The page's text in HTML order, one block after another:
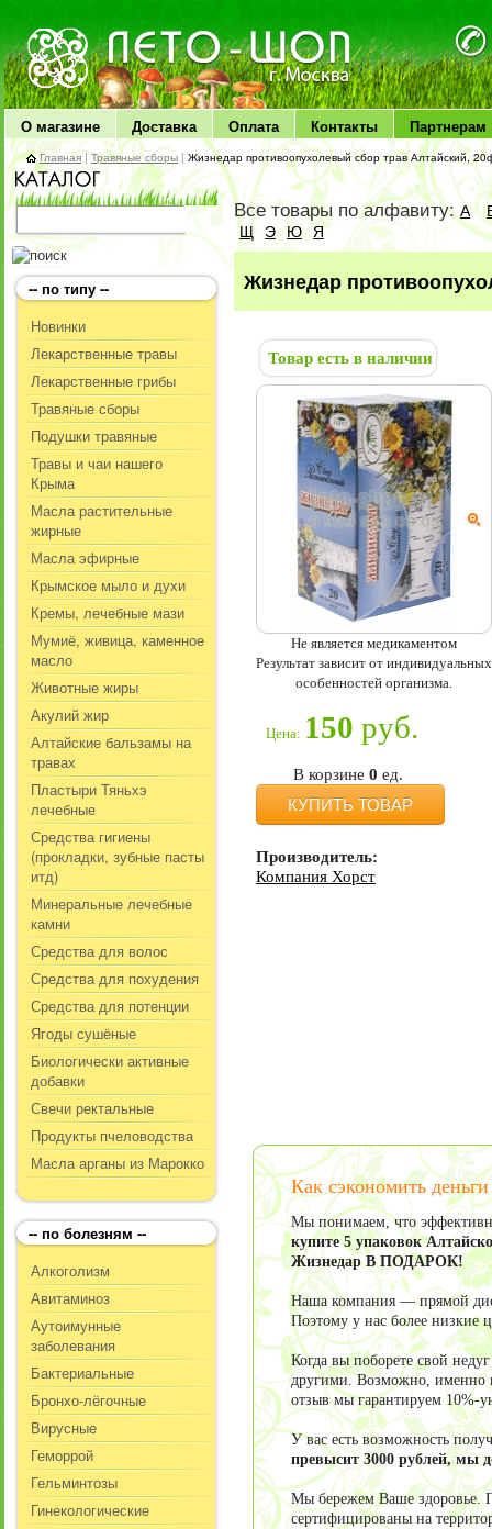
ЛЕТО чудо здоровья
О магазине Доставка Оплата Контакты Партнерам
Главная |Травяные сборы | Жизнедар противоопухолевый сбор трав Алтайский,
-- по типу --
Новинки
Лекарственные травы
Лекарственные грибы
Травяные сборы
Подушки травяные
Травы и чаи нашего
Крыма
Масла растительные
жирные
Масла эфирные
Крымское мыло и духи
Кремы, лечебные мази
Мумиё, живица, каменное
масло
Животные жиры
Акулий жир
Алтайские бальзамы на
травах
Пластыри Тяньхэ
лечебные
Средства гигиены
(прокладки, зубные пасты
итд)
Минеральные лечебные
камни
Средства для волос
Средства для похудения
Средства для потенции
Ягоды сушёные
Биологически активные
добавки
Свечи ректальные
Продукты пчеловодства
Масла арганы из Марокко
-- по болезням --
Алкоголизм
Авитаминоз
Аутоимунные
заболевания
Бактериальные
Бронхо-лёгочные
Вирусные
Геморрой
Гельминтозы
Гинекологические
Все товары по алфавиту:А
Щ Э Ю Я
Жизнедар
Товар есть в наличии
Не является медикаментом
Результат зависит от индивидуальных
особенностей организма.
Цена: 150 руб.
В корзине 0 ед.
КУПИТЬ ТОВАР
Производитель:
Компания Хорст
Как сэкономить
Мы понимаем, что
купите 5 упаковок
Жизнедар В ПОДАРОК!
Наша компания — прямой
Поэтому у нас более низкие
Когда вы поборете свой
другими. Возможно, именно
отзыв мы гарантируем 10%-
У вас есть возможность
превысит 3000 рублей, мы
Мы бережем Ваше здоровье.
сертифицированы на